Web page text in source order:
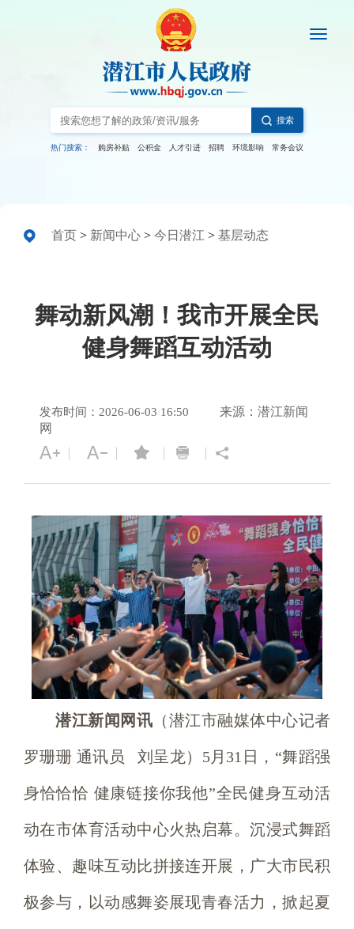
搜索
热门搜索： 购房补贴 公积金 人才引进 招聘 环境影响 常务会议
首页 > 新闻中心 > 今日潜江 > 基层动态
舞动新风潮！我市开展全民
健身舞蹈互动活动
发布时间：2026-06-03 16:50
来源：潜江新闻
网
潜江新闻网讯 （潜江市融媒体中心记者
罗珊珊 通讯员 刘呈龙）5月31日，“舞蹈强
身恰恰恰 健康链接你我他”全民健身互动活
动在市体育活动中心火热启幕。沉浸式舞蹈
体验、趣味互动比拼接连开展，广大市民积
极参与，以动感舞姿展现青春活力，掀起夏